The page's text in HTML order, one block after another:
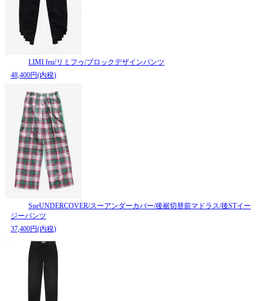
LIMI feu/リミフゥ/ブロックデザインパンツ
48,400円(内税)
SueUNDERCOVER/スーアンダーカバー/後裾切替前マドラス/後STイー
ジーパンツ
37,400円(内税)